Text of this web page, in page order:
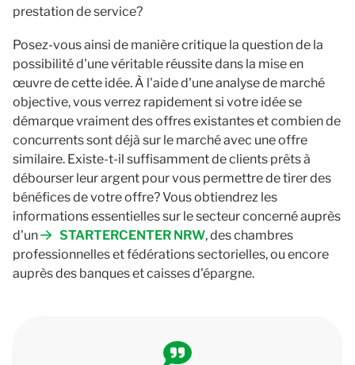
prestation de service?
Posez-vous ainsi de manière critique la question de la
possibilité d'une véritable réussite dans la mise en
œuvre de cette idée. À l'aide d'une analyse de marché
objective, vous verrez rapidement si votre idée se
démarque vraiment des offres existantes et combien de
concurrents sont déjà sur le marché avec une offre
similaire. Existe-t-il suffisamment de clients prêts à
débourser leur argent pour vous permettre de tirer des
bénéfices de votre offre? Vous obtiendrez les
informations essentielles sur le secteur concerné auprès
d'un
STARTERCENTER NRW, des chambres
professionnelles et fédérations sectorielles, ou encore
auprès des banques et caisses d'épargne.